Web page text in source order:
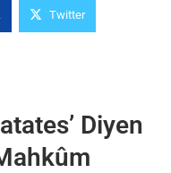
Twitter
Diyen